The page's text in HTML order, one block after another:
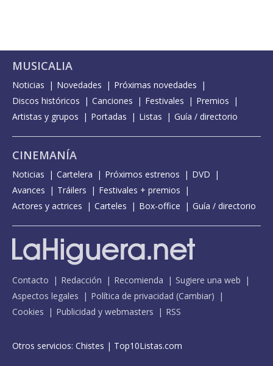
MUSICALIA
Noticias Novedades
Próximas novedades
Discos históricos
Canciones Festivales
Premios
Artistas y grupos
Portadas Listas Guía / directorio
CINEMANÍA
Noticias Cartelera Próximos estrenos
DVD
Avances
Tráilers
Festivales + premios
Actores y actrices
Carteles Box-office Guía / directorio
Contacto Redacción Recomienda
Sugiere una web
Aspectos legales
Política de privacidad (Cambiar)
Cookies
Publicidad y webmasters RSS
Otros servicios: Chistes | Top10Listas.com